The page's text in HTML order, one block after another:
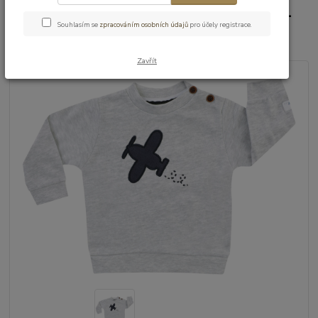
JACKY Dětská mikina 1329410 -
Souhlasím se zpracováním osobních údajů pro účely registrace.
Zavřít